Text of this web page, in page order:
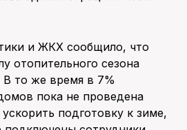
и ЖКХ сообщило, что
отопительного сезона
то же время в 7%
пока не проведена
подготовку к зиме,